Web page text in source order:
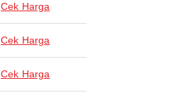
Cek Harga
Cek Harga
Cek Harga